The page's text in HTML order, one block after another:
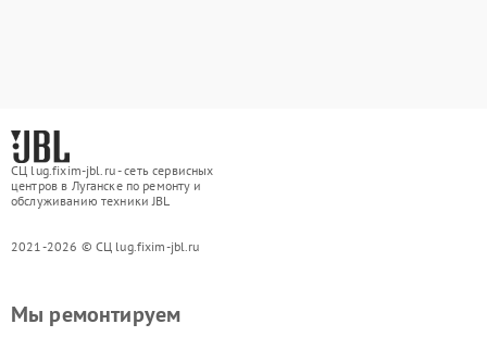
СЦ lug.fixim-jbl.ru - сеть сервисных
центров в Луганске по ремонту и
обслуживанию техники JBL
2021-2026 © СЦ lug.fixim-jbl.ru
Мы ремонтируем